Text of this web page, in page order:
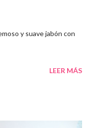
y suave jabón con
LEER MÁS